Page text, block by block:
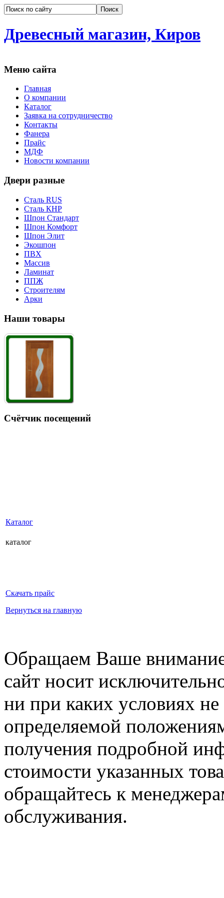
Древесный магазин, Киров
Меню сайта
Главная
О компании
Каталог
Заявка на сотрудничество
Контакты
Фанера
Прайс
МДФ
Новости компании
Двери разные
Сталь RUS
Сталь КНР
Шпон Стандарт
Шпон Комфорт
Шпон Элит
Экошпон
ПВХ
Массив
Ламинат
ППЖ
Строителям
Арки
Наши товары
Счётчик посещений
Каталог
каталог
Скачать прайс
Вернуться на главную
Обращаем Ваше
сайт носит
ни при каких условиях
определяемой
получения подробной
стоимости указанных
обращайтесь к
обслуживания.